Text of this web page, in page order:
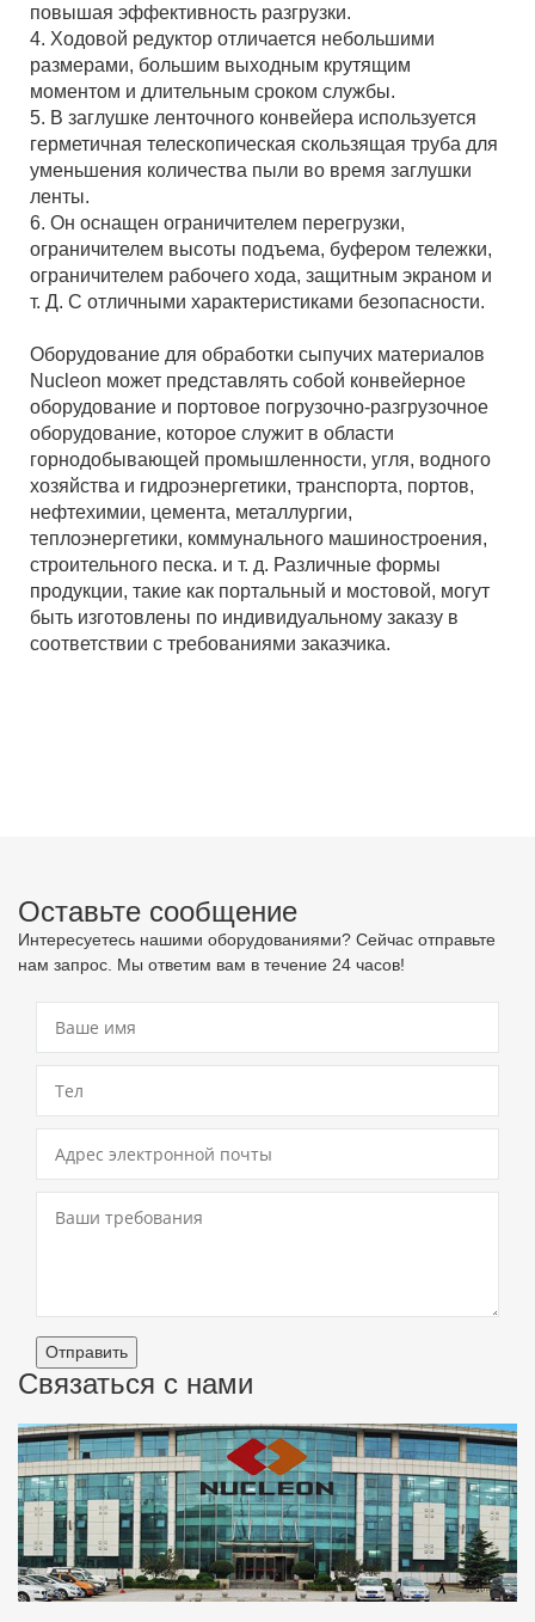
повышая эффективность разгрузки.
4. Ходовой редуктор отличается небольшими
размерами, большим выходным крутящим
моментом и длительным сроком службы.
5. В заглушке ленточного конвейера используется
герметичная телескопическая скользящая труба для
уменьшения количества пыли во время заглушки
ленты.
6. Он оснащен ограничителем перегрузки,
ограничителем высоты подъема, буфером тележки,
ограничителем рабочего хода, защитным экраном и
т. Д. С отличными характеристиками безопасности.
Оборудование для обработки сыпучих материалов
Nucleon может представлять собой конвейерное
оборудование и портовое погрузочно-разгрузочное
оборудование, которое служит в области
горнодобывающей промышленности, угля, водного
хозяйства и гидроэнергетики, транспорта, портов,
нефтехимии, цемента, металлургии,
теплоэнергетики, коммунального машиностроения,
строительного песка. и т. д. Различные формы
продукции, такие как портальный и мостовой, могут
быть изготовлены по индивидуальному заказу в
соответствии с требованиями заказчика.
Оставьте сообщение
Интересуетесь нашими оборудованиями? Сейчас отправьте
нам запрос. Мы ответим вам в течение 24 часов!
Отправить
Связаться с нами